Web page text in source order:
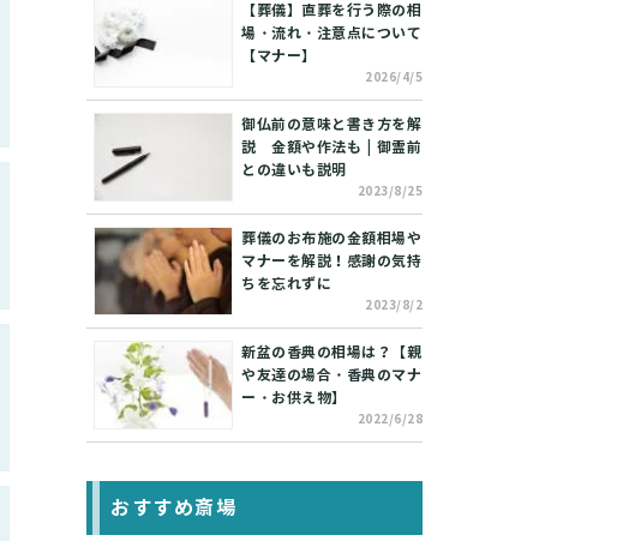
【葬儀】直葬を行う際の相
場・流れ・注意点について
【マナー】
2026/4/5
御仏前の意味と書き方を解
説 金額や作法も | 御霊前
との違いも説明
2023/8/25
葬儀のお布施の金額相場や
マナーを解説！感謝の気持
ちを忘れずに
2023/8/2
新盆の香典の相場は？【親
や友達の場合・香典のマナ
ー・お供え物】
2022/6/28
おすすめ斎場